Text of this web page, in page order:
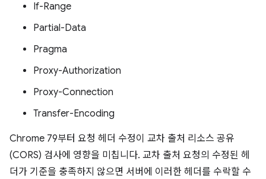
If-Range
Partial-Data
Pragma
Proxy-Authorization
Proxy-Connection
Transfer-Encoding
Chrome 79부터 요청 헤더 수정이 교차 출처 리소스 공유
(CORS) 검사에 영향을 미칩니다. 교차 출처 요청의 수정된 헤
더가 기준을 충족하지 않으면 서버에 이러한 헤더를 수락할 수